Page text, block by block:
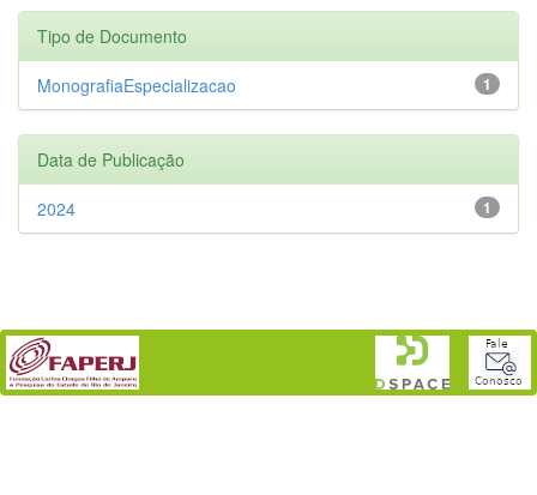
Tipo de Documento
1
MonografiaEspecializacao
Data de Publicação
1
2024